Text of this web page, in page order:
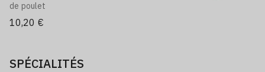
de poulet
10,20 €
SPÉCIALITÉS